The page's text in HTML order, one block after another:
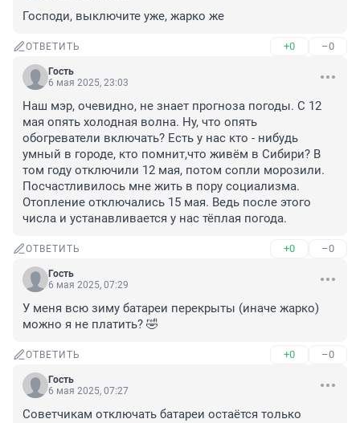
Господи, выключите уже, жарко же
ОТВЕТИТЬ +0 –0
Гость
6 мая 2025, 23:03
Наш мэр, очевидно, не знает прогноза погоды. С 12
мая опять холодная волна. Ну, что опять
обогреватели включать? Есть у нас кто - нибудь
умный в городе, кто помнит,что живём в Сибири? В
том году отключили 12 мая, потом сопли морозили.
Посчастливилось мне жить в пору социализма.
Отопление отключались 15 мая. Ведь после этого
числа и устанавливается у нас тёплая погода.
ОТВЕТИТЬ +0 –0
Гость
6 мая 2025, 07:29
У меня всю зиму батареи перекрыты (иначе жарко)
можно я не платить? 🤣
ОТВЕТИТЬ +0 –0
Гость
6 мая 2025, 07:27
Советчикам отключать батареи остаётся только